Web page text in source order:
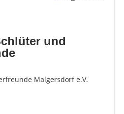
und
Malgersdorf e.V.